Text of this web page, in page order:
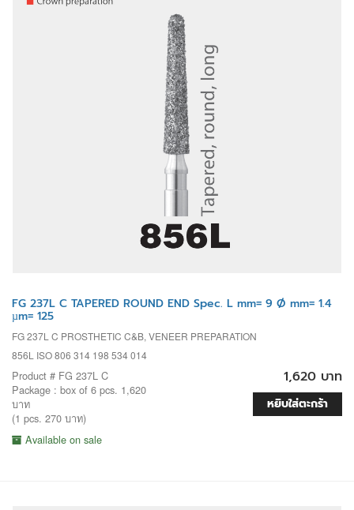
FG 237L C TAPERED ROUND END Spec. L mm= 9 Ø mm= 1.4
µm= 125
FG 237L C PROSTHETIC C&B, VENEER PREPARATION
856L ISO 806 314 198 534 014
Product # FG 237L C
Package : box of 6 pcs. 1,620
บาท
(1 pcs. 270 บาท)
Available on sale
1,620 บาท
หยิบใส่ตะกร้า